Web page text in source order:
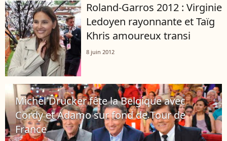
Roland-Garros 2012 : Virginie
Ledoyen rayonnante et Taïg
Khris amoureux transi
8 juin 2012
Michel Drucker fête la Belgique avec
Cordy et Adamo sur fond de Tour de
France